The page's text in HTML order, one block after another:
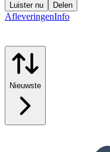
Luister nu Delen
AfleveringenInfo
Nieuwste